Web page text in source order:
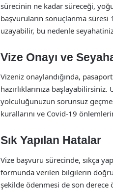
sürecinin ne kadar süreceği,
başvuruların sonuçlanma süresi
uzayabilir, bu nedenle
Vize Onayı ve
Vizeniz onaylandığında,
hazırlıklarınıza
yolculuğunuzun sorunsuz
kurallarını ve Covid-19
Sık Yapılan Hatalar
Vize başvuru sürecinde, sıkça
formunda verilen bilgilerin
şekilde ödenmesi de son